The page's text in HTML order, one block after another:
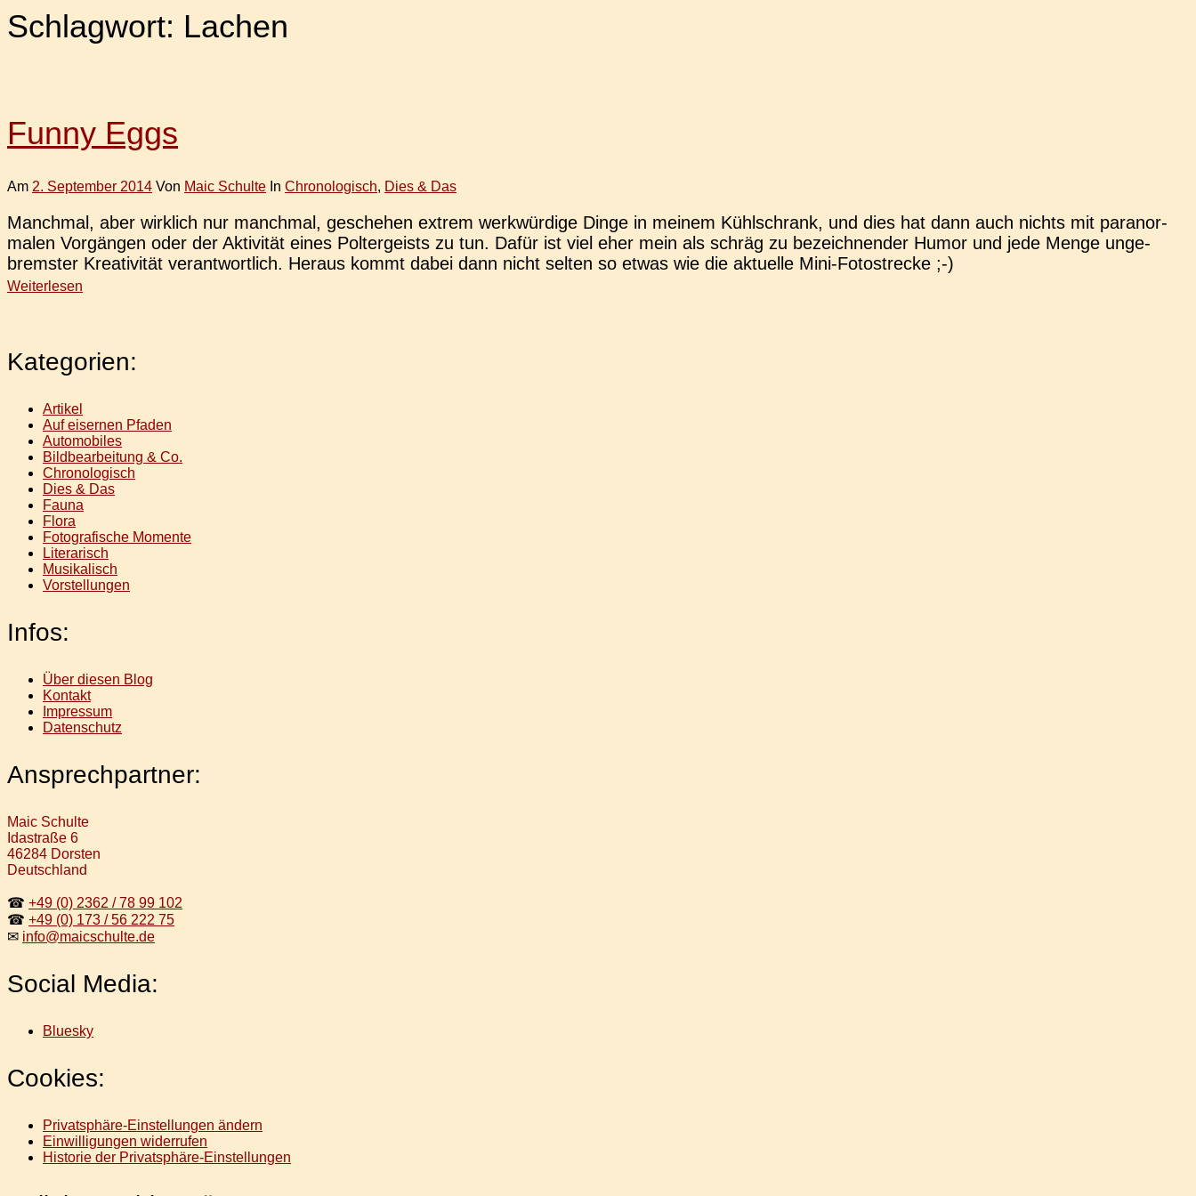
Schlagwort: Lachen
Funny Eggs
Am 2. September 2014 Von Maic Schulte In Chronologisch, Dies & Das
Manch­mal, aber wirk­lich nur manch­mal, gesche­hen extrem werk­wür­di­ge Dinge in meinem Kühl­schrank, und dies hat dann auch nichts mit para­nor­
ma­len Vor­gän­gen oder der Akti­vi­tät eines Pol­ter­geists zu tun. Dafür ist viel eher mein als schräg zu bezeich­nen­der Humor und jede Menge unge­
brems­ter Krea­ti­vi­tät ver­ant­wort­lich. Heraus kommt dabei dann nicht selten so etwas wie die aktu­el­le Mini-Fotostrecke ;-)
Weiterlesen
Kategorien:
Artikel
Auf eisernen Pfaden
Automobiles
Bildbearbeitung & Co.
Chronologisch
Dies & Das
Fauna
Flora
Fotografische Momente
Literarisch
Musikalisch
Vorstellungen
Infos:
Über diesen Blog
Kontakt
Impressum
Datenschutz
Ansprechpartner:
Maic Schulte
Idastraße 6
46284 Dorsten
Deutschland
☎ +49 (0) 2362 / 78 99 102
☎ +49 (0) 173 / 56 222 75
✉ info@maicschulte.de
Social Media:
Bluesky
Cookies:
Privatsphäre-Einstellungen ändern
Einwilligungen widerrufen
Historie der Privatsphäre-Einstellungen